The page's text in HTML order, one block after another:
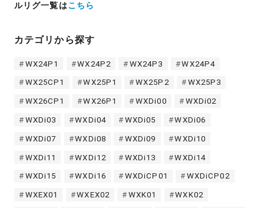
ルリグ一覧はこちら
カテゴリから探す
WX24P1 WX24P2 WX24P3 WX24P4
WX25CP1 WX25P1 WX25P2 WX25P3
WX26CP1 WX26P1 WXDi00 WXDi02
WXDi03 WXDi04 WXDi05 WXDi06
WXDi07 WXDi08 WXDi09 WXDi10
WXDi11 WXDi12 WXDi13 WXDi14
WXDi15 WXDi16 WXDiCP01 WXDiCP02
WXEX01 WXEX02 WXK01 WXK02